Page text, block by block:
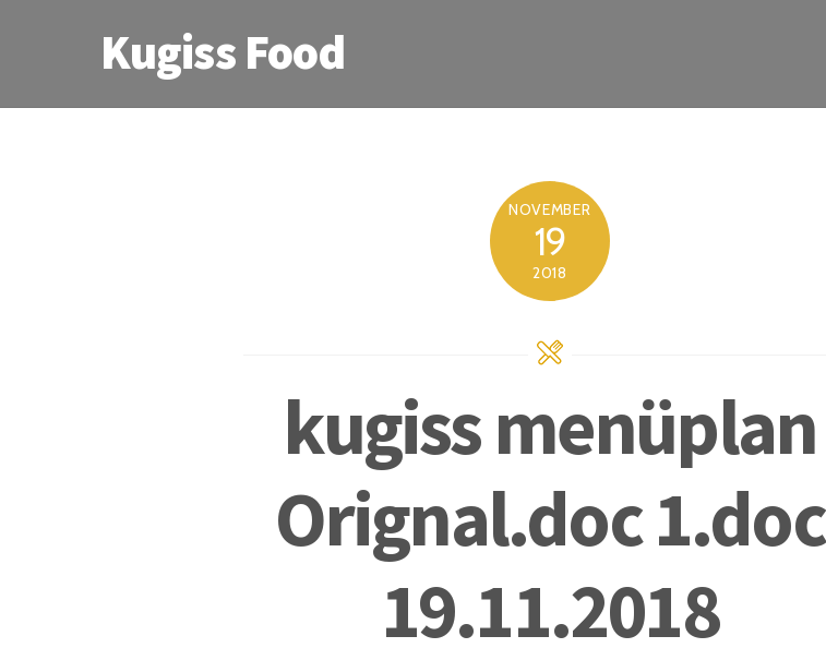
Kugiss Food
NOVEMBER
19
2018
kugiss menüplan
Orignal.doc 1.doc
19.11.2018